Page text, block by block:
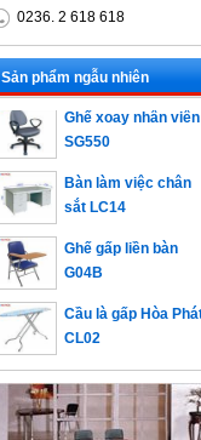
0236. 2 618 618
Sản phẩm ngẫu nhiên
ET1400D
Ghế xoay nhân viên
SG550
sắt LC14
G04B
CL02